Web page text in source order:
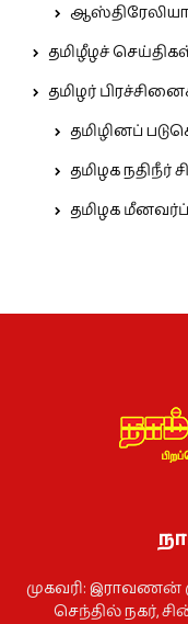
ஆஸ்திரேலியா
தமிழீழச்
தமிழர்
தமிழினப்
தமிழக நதிநீர்
தமிழக
முகவரி: இராவணன்
செந்தில் நகர்,